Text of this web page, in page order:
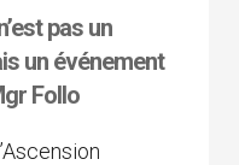
pas un
un événement
Follo